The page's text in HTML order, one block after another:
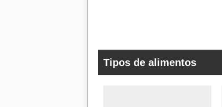
Tipos de alimentos